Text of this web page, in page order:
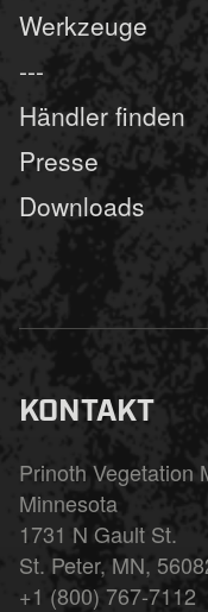
Werkzeuge
---
Händler finden
Presse
Downloads
KONTAKT
Prinoth Vegetation
Minnesota
1731 N Gault St.
St. Peter, MN,
+1 (800) 767-7112